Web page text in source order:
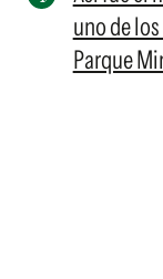
uno de
Parque